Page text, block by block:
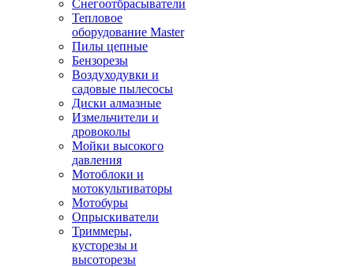
Снегоотбрасыватели
Тепловое
оборудование Master
Пилы цепные
Бензорезы
Воздуходувки и
садовые пылесосы
Диски алмазные
Измельчители и
дровоколы
Мойки высокого
давления
Мотоблоки и
мотокультиваторы
Мотобуры
Опрыскиватели
Триммеры,
кусторезы и
высоторезы